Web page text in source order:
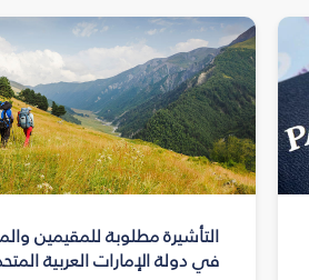
التأشيرة مطلوبة للمقيمين
في دولة الإمارات العربية